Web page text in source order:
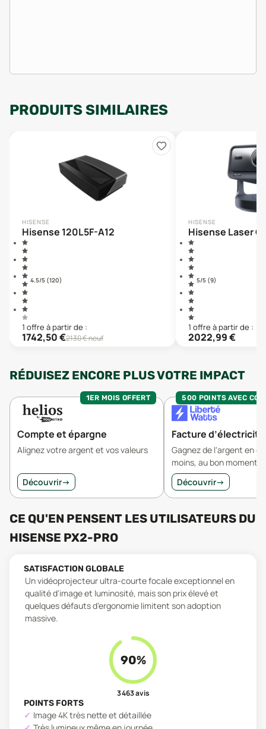
PRODUITS SIMILAIRES
HISENSE
Hisense 120L5F-A12
4.5/5 (120)
1 offre à partir de :
1742,50€2130€ neuf
HISENSE
Hisense Laser
5/5 (9)
1 offre à partir de :
2022,99€
RÉDUISEZ ENCORE PLUS VOTRE IMPACT
1ER MOIS OFFERT
Compte et épargne
Alignez votre argent et vos valeurs
Découvrir→
500 POINTS AVEC
Facture d’électricité
Gagnez de l'argent en
moins, au bon moment.
Découvrir→
CE QU'EN PENSENT LES UTILISATEURS DU
HISENSE PX2-PRO
SATISFACTION GLOBALE
Un vidéoprojecteur ultra-courte focale exceptionnel en
qualité d'image et luminosité, mais son prix élevé et
quelques défauts d'ergonomie limitent son adoption
massive.
90%
3 463avis
POINTS FORTS
Image 4K très nette et détaillée